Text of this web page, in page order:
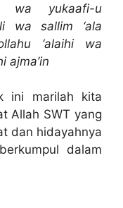
wa yukaafi-u
wa sallim ‘ala
‘alaihi wa
ajma’in
ini marilah kita
Allah SWT yang
dan hidayahnya
dalam